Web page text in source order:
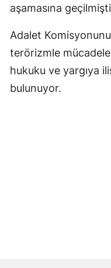
aşamasına
Adalet
terörizmle
hukuku ve yargıya
bulunuyor.